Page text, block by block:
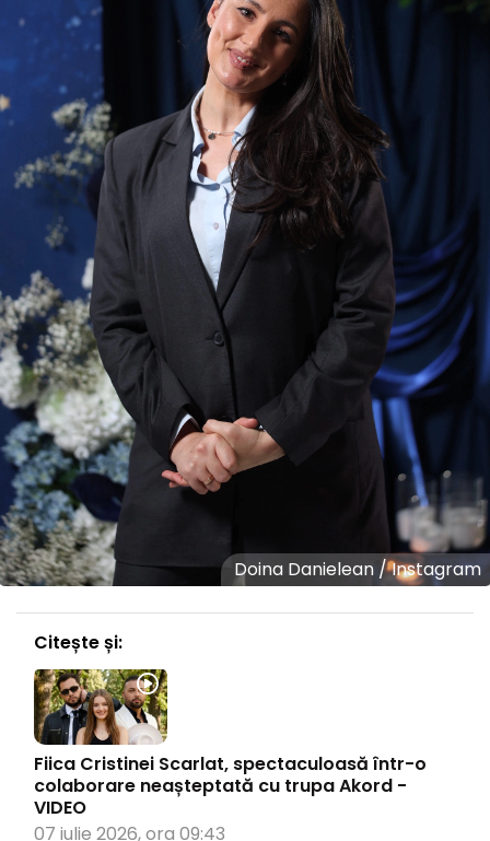
Doina Danielean / Instagram
Citește și:
Fiica Cristinei Scarlat, spectaculoasă într-o
colaborare neașteptată cu trupa Akord -
VIDEO
07 iulie 2026, ora 09:43